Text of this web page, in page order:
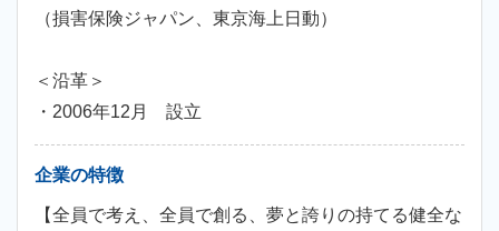
（損害保険ジャパン、東京海上日動）
＜沿革＞
・2006年12月 設立
企業の特徴
【全員で考え、全員で創る、夢と誇りの持てる健全な